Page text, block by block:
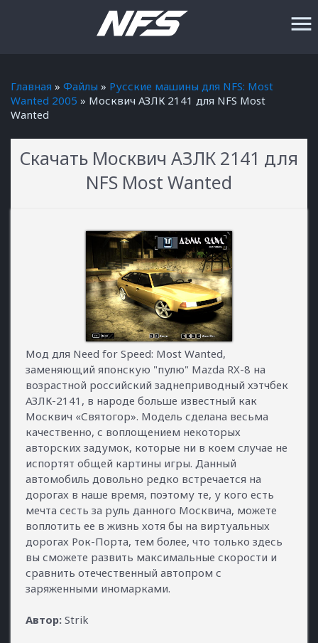
menu
Главная » Файлы » Русские машины для NFS: Most
Wanted 2005 » Москвич АЗЛК 2141 для NFS Most
Wanted
Скачать Москвич АЗЛК 2141 для
NFS Most Wanted
Мод для Need for Speed: Most Wanted,
заменяющий японскую "пулю" Mazda RX-8 на
возрастной российский заднеприводный хэтчбек
АЗЛК-2141, в народе больше известный как
Москвич «Святогор». Модель сделана весьма
качественно, с воплощением некоторых
авторских задумок, которые ни в коем случае не
испортят общей картины игры. Данный
автомобиль довольно редко встречается на
дорогах в наше время, поэтому те, у кого есть
мечта сесть за руль данного Москвича, можете
воплотить ее в жизнь хотя бы на виртуальных
дорогах Рок-Порта, тем более, что только здесь
вы сможете развить максимальные скорости и
сравнить отечественный автопром с
заряженными иномарками.
Автор: Strik